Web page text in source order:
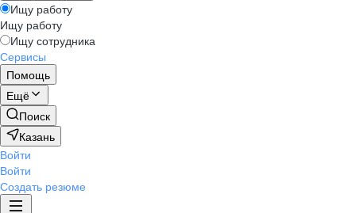
Ищу работу
Ищу работу
Ищу сотрудника
Сервисы
Помощь
Ещё
Поиск
Казань
Войти
Войти
Создать резюме